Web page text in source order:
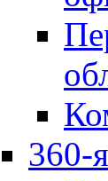
360-